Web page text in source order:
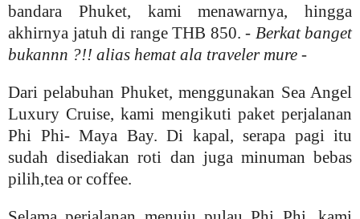
bandara Phuket, kami menawarnya, hingga
akhirnya jatuh di range THB 850. - Berkat banget
bukannn ?!! alias hemat ala traveler mure -
Dari pelabuhan Phuket, menggunakan Sea Angel
Luxury Cruise, kami mengikuti paket perjalanan
Phi Phi- Maya Bay. Di kapal, serapa pagi itu
sudah disediakan roti dan juga minuman bebas
pilih,tea or coffee.